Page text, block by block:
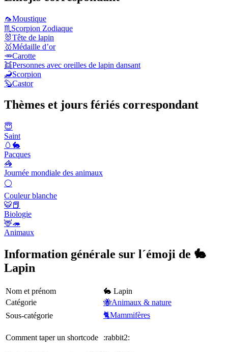
🦟Moustique
♏ Scorpion Zodiaque
🐰Tête de lapin
🥇Médaille d’or
🥕Carotte
👯Personnes avec oreilles de lapin dansant
🦂Scorpion
🦫Castor
Thèmes et jours fériés correspondant
😇
Saint
🥚🐇
Pacques
🦓
Journée mondiale des animaux
⚪
Couleur blanche
🐯📕
Biologie
🦌🦔
Animaux
Information générale sur l´émoji de 🐇
Lapin
Nom et prénom
🐇 Lapin
Catégorie
🐝Animaux & nature
Sous-catégorie
🐈Mammifères
Comment taper un shortcode :rabbit2: